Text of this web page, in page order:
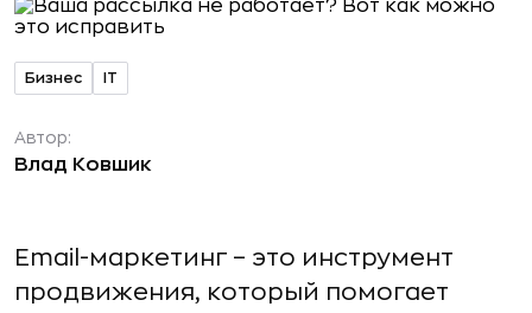
Бизнес IT
Автор:
Влад Ковшик
Email-маркетинг – это инструмент
продвижения, который помогает